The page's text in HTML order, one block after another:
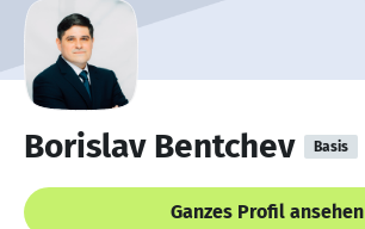
Borislav Bentchev Basis
Ganzes Profil ansehen